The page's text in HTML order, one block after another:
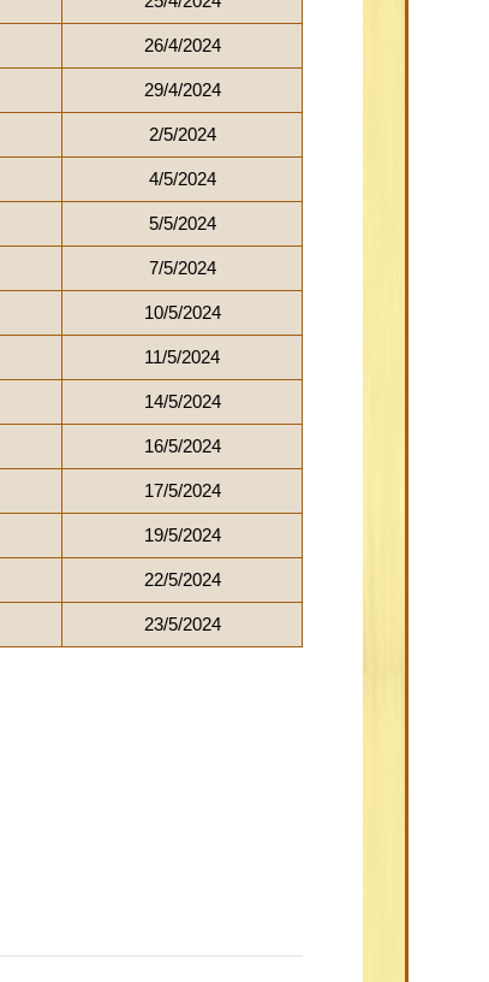
26/4/2024
29/4/2024
2/5/2024
4/5/2024
5/5/2024
7/5/2024
10/5/2024
11/5/2024
14/5/2024
16/5/2024
17/5/2024
19/5/2024
22/5/2024
23/5/2024